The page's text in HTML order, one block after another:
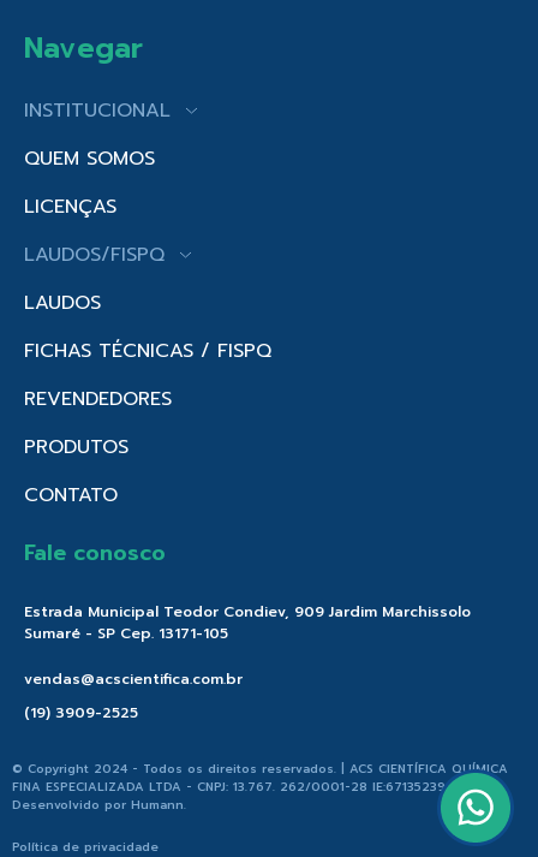
Navegar
INSTITUCIONAL
QUEM SOMOS
LICENÇAS
LAUDOS/FISPQ
LAUDOS
FICHAS TÉCNICAS / FISPQ
REVENDEDORES
PRODUTOS
CONTATO
Fale conosco
Estrada Municipal Teodor Condiev, 909 Jardim Marchissolo
Sumaré - SP Cep. 13171-105
vendas@acscientifica.com.br
(19) 3909-2525
© Copyright 2024 - Todos os direitos reservados. | ACS CIENTÍFICA QUÍMICA
FINA ESPECIALIZADA LTDA - CNPJ: 13.767. 262/0001-28 IE:671352396.176 |
Desenvolvido por Humann.
Política de privacidade